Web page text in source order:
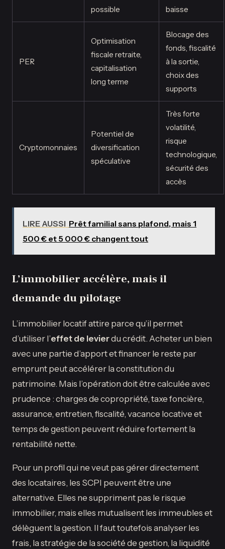
possible
baisse
PER
Optimisation
fiscale retraite,
capitalisation
long terme
Blocage des
fonds, fiscalité
à la sortie,
choix des
supports
Cryptomonnaies
Potentiel de
diversification
spéculative
Très forte
volatilité,
risque
technologique,
sécurité des
accès
LIRE AUSSI Prêt familial sans plafond, mais 1
500 € et 5 000 € changent tout
L’immobilier accélère, mais il
demande du pilotage
L’immobilier locatif attire parce qu’il permet
d’utiliser l’effet de levierdu crédit. Acheter un bien
avec une partie d’apport et financer le reste par
emprunt peut accélérer la constitution du
patrimoine. Mais l’opération doit être calculée avec
prudence : charges de copropriété, taxe foncière,
assurance, entretien, fiscalité, vacance locative et
temps de gestion peuvent réduire fortement la
rentabilité nette.
Pour un profil qui ne veut pas gérer directement
des locataires, les SCPI peuvent être une
alternative. Elles ne suppriment pas le risque
immobilier, mais elles mutualisent les immeubles et
délèguent la gestion. Il faut toutefois analyser les
frais, la stratégie de la société de gestion, la liquidité